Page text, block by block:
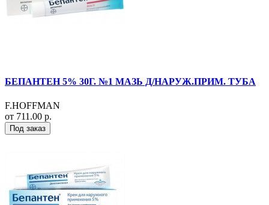
БЕПАНТЕН 5% 30Г. №1 МАЗЬ Д/НАРУЖ.ПРИМ. ТУБА
F.HOFFMAN
от 711.00 р.
Под заказ